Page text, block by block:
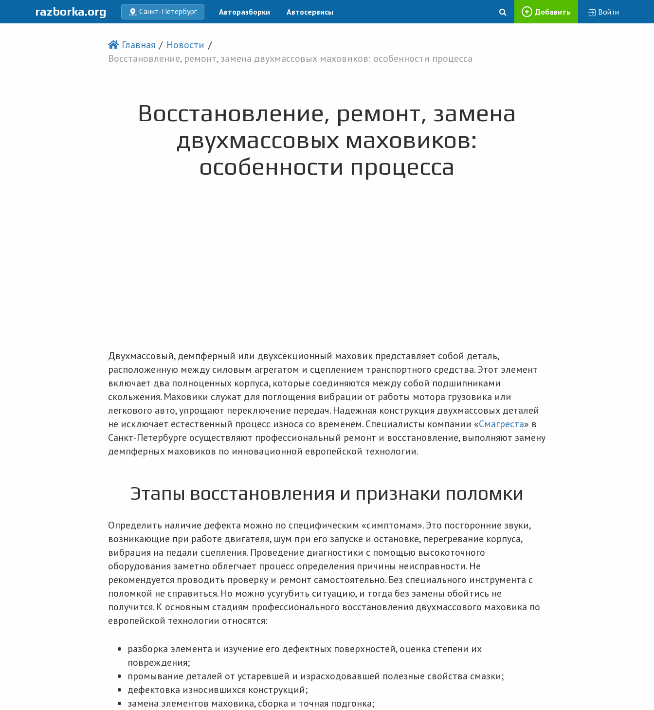
razborka.org Санкт-Петербург Авторазборки Автосервисы Добавить Войти
Главная
Новости
Восстановление, ремонт, замена двухмассовых маховиков: особенности процесса
Восстановление, ремонт, замена
двухмассовых маховиков:
особенности процесса
Двухмассовый, демпферный или двухсекционный маховик представляет собой деталь,
расположенную между силовым агрегатом и сцеплением транспортного средства. Этот элемент
включает два полноценных корпуса, которые соединяются между собой подшипниками
скольжения. Маховики служат для поглощения вибрации от работы мотора грузовика или
легкового авто, упрощают переключение передач. Надежная конструкция двухмассовых деталей
не исключает естественный процесс износа со временем. Специалисты компании «Смагреста» в
Санкт-Петербурге осуществляют профессиональный ремонт и восстановление, выполняют замену
демпферных маховиков по инновационной европейской технологии.
Этапы восстановления и признаки поломки
Определить наличие дефекта можно по специфическим «симптомам». Это посторонние звуки,
возникающие при работе двигателя, шум при его запуске и остановке, перегревание корпуса,
вибрация на педали сцепления. Проведение диагностики с помощью высокоточного
оборудования заметно облегчает процесс определения причины неисправности. Не
рекомендуется проводить проверку и ремонт самостоятельно. Без специального инструмента с
поломкой не справиться. Но можно усугубить ситуацию, и тогда без замены обойтись не
получится. К основным стадиям профессионального восстановления двухмассового маховика по
европейской технологии относятся:
разборка элемента и изучение его дефектных поверхностей, оценка степени их
повреждения;
промывание деталей от устаревшей и израсходовавшей полезные свойства смазки;
дефектовка износившихся конструкций;
замена элементов маховика, сборка и точная подгонка;